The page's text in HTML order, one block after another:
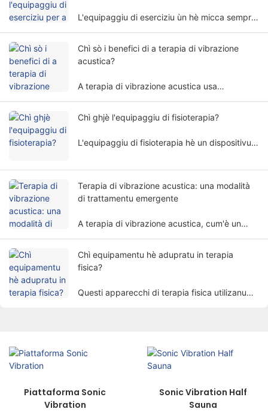
L'equipaggiu di eserciziu ùn hè micca sempre
implica parechji fatturi è dimensioni.
Chì sò i benefici di a terapia di vibrazione
acustica?
A terapia di vibrazione acustica usa
manera non invasiva, è hè largamente usata in
Chì ghjè l'equipaggiu di fisioterapia?
L'equipaggiu di fisioterapia hè un dispositivu
annantu à i principii fisici. Aiuta i pazienti à
alleviare i sintomi è à restaurà e funzioni di u
corpu in modu non invasivu.
Terapia di vibrazione acustica: una modalità
di trattamentu emergente
A terapia di vibrazione acustica, cum'è un
Chì equipamentu hè adupratu in terapia
fisica?
Questi apparecchi di terapia fisica utilizanu
guariscenza è ristabilisce e funzioni.
Piattaforma Sonic
Vibration
Sonic Vibration Half
Sauna